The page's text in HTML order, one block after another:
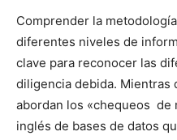
Comprender la
diferentes niveles de
clave para reconocer las
diligencia debida. Mientras
abordan los «chequeos de
inglés de bases de datos